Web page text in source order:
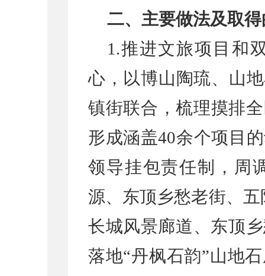
二、主要做法及取
1.推进文旅项目和
心，以博山陶琉、山
镇街联合，梳理摸排
形成涵盖40余个项目
领导挂包责任制，周
源、东顶乡愁老街、
长城风景廊道、东顶
落地“丹枫石韵”山地